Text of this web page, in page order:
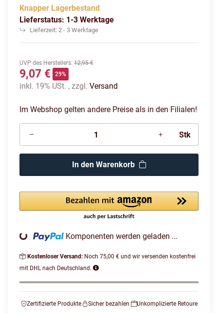
Knapper Lagerbestand
Lieferstatus: 1-3 Werktage
Lieferzeit: 2 - 3 Werktage
UVP des Herstellers: 12,95 €
9,07 € 29%
inkl. 19% USt. , zzgl. Versand
Im Webshop gelten andere Preise als in den Filialen!
Stk
In den Warenkorb
Loading... Komponenten werden geladen ...
Kostenloser Versand: Noch 75,00 € und wir versenden kostenfrei
mit DHL nach Deutschland.
Zertifizierte Produkte Sicher bezahlen Unkomplizierte Retoure